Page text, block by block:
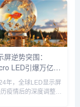
屏逆势突围：
LED引爆万亿赛
供应链主导全球格
年，全球LED显示屏
疫情后的深度调整期